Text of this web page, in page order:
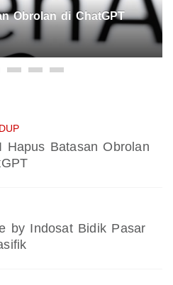
Obrolan di ChatGPT
Hapus Batasan Obrolan
by Indosat Bidik Pasar